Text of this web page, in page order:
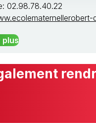
02.98.78.40.22
plus